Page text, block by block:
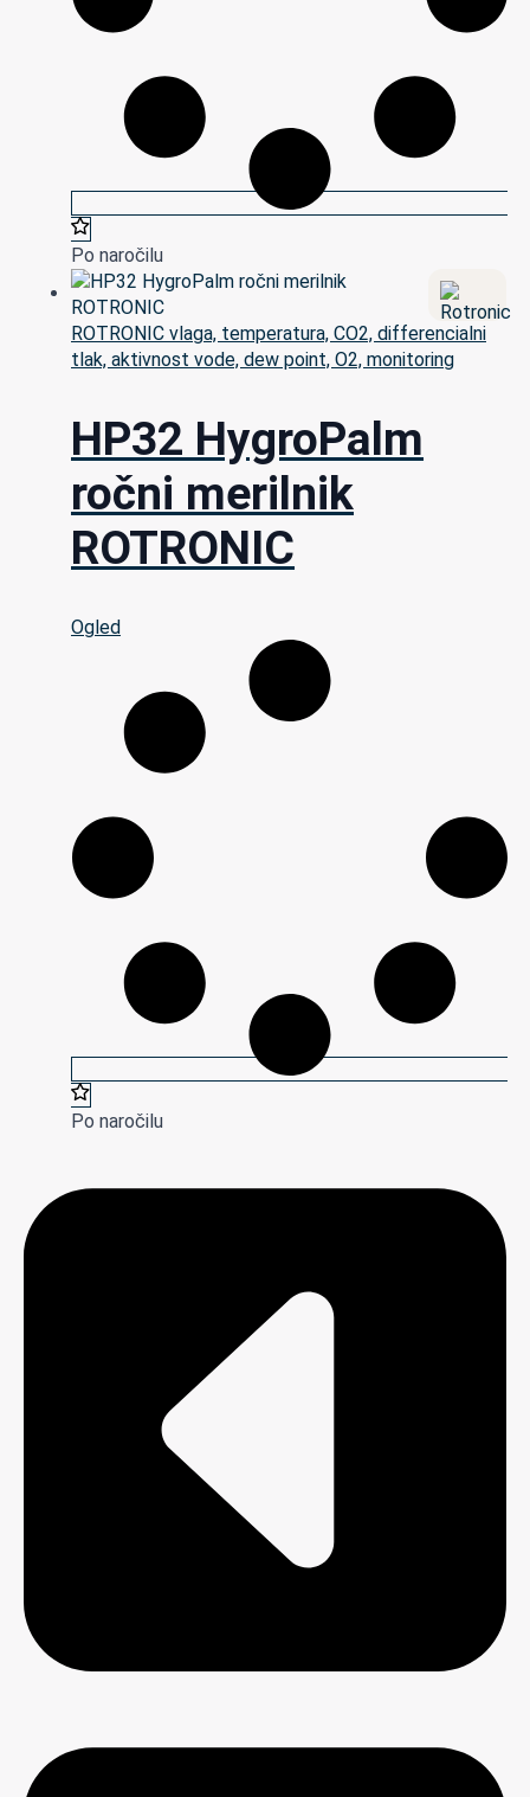
Po naročilu
ROTRONIC vlaga, temperatura, CO2, differencialni
tlak, aktivnost vode, dew point, O2, monitoring
HP32 HygroPalm
ročni merilnik
ROTRONIC
Ogled
Po naročilu